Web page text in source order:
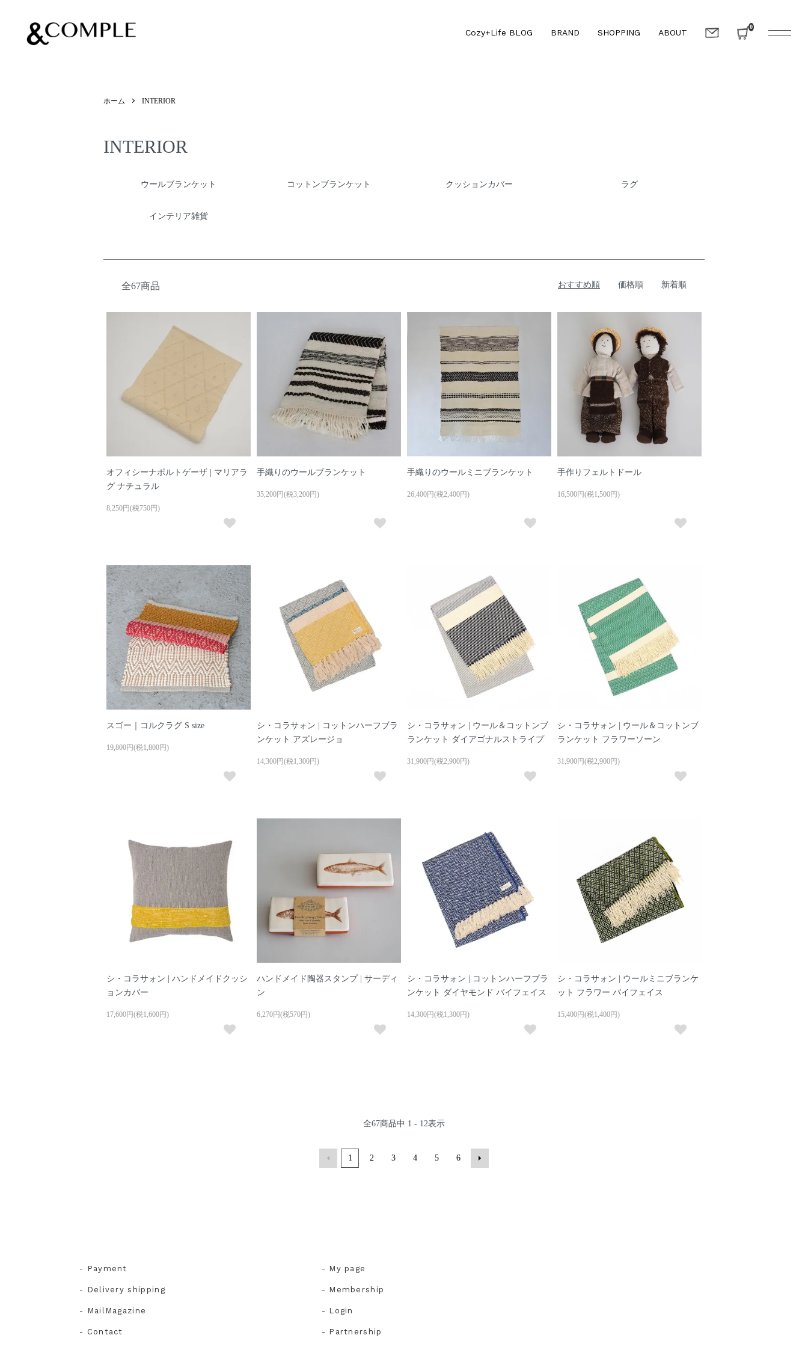
Cozy+Life BLOG BRAND SHOPPING ABOUT
0
ホーム INTERIOR
INTERIOR
カテゴリー一覧ウールブランケット コットンブランケット クッションカバー ラグ
インテリア雑貨
全67商品 おすすめ順 価格順 新着順
オフィシーナポルトゲーザ | マリアラ
グ ナチュラル
8,250円(税750円)
手織りのウールブランケット
35,200円(税3,200円)
手織りのウールミニブランケット
26,400円(税2,400円)
手作りフェルトドール
16,500円(税1,500円)
スゴー｜コルクラグ S size
19,800円(税1,800円)
シ・コラサォン | コットンハーフブラ
ンケット アズレージョ
14,300円(税1,300円)
シ・コラサォン | ウール＆コットンブ
ランケット ダイアゴナルストライプ
31,900円(税2,900円)
シ・コラサォン | ウール＆コットンブ
ランケット フラワーソーン
31,900円(税2,900円)
シ・コラサォン | ハンドメイドクッシ
ョンカバー
17,600円(税1,600円)
ハンドメイド陶器スタンプ | サーディ
ン
6,270円(税570円)
シ・コラサォン | コットンハーフブラ
ンケット ダイヤモンド バイフェイス
14,300円(税1,300円)
シ・コラサォン | ウールミニブランケ
ット フラワー バイフェイス
15,400円(税1,400円)
全67商品中 1 - 12表示
1 2 3 4 5 6
- Payment
- Delivery shipping
- MailMagazine
- Contact
- My page
- Membership
- Login
- Partnership